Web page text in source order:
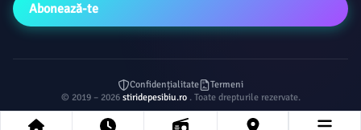
Abonează-te
Confidențialitate
Termeni
© 2019 – 2026 stiridepesibiu.ro . Toate drepturile rezervate.